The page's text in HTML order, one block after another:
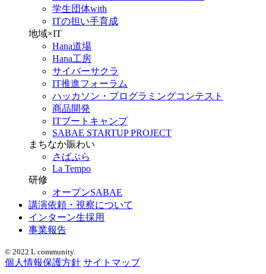
学生団体with
ITの担い手育成
地域×IT
Hana道場
Hana工房
サイバーサクラ
IT推進フォーラム
ハッカソン・プログラミングコンテスト
商品開発
ITブートキャンプ
SABAE STARTUP PROJECT
まちなか賑わい
さばぷら
La Tempo
研修
オープンSABAE
講演依頼・視察について
インターン生採用
事業報告
© 2022 L community.
個人情報保護方針 サイトマップ